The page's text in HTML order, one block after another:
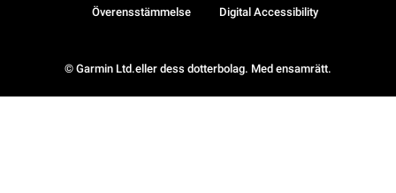
© Garmin Ltd.eller dess dotterbolag. Med ensamrätt.
Överensstämmelse Digital Accessibility